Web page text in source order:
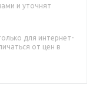
и уточнят
для интернет-
от цен в